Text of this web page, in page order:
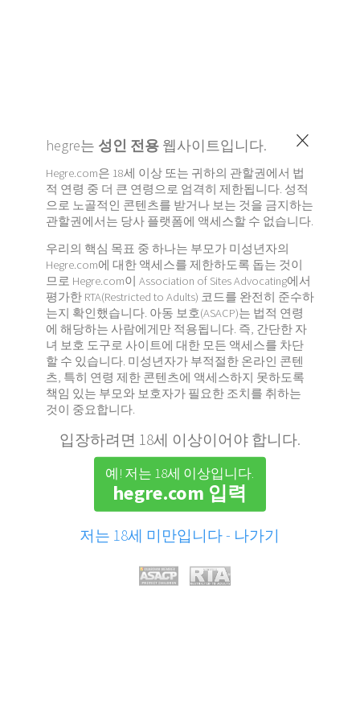
×
hegre는 성인 전용웹사이트입니다.
Hegre.com은 18세 이상 또는 귀하의 관할권에서 법
적 연령 중 더 큰 연령으로 엄격히 제한됩니다. 성적
으로 노골적인 콘텐츠를 받거나 보는 것을 금지하는
관할권에서는 당사 플랫폼에 액세스할 수 없습니다.
우리의 핵심 목표 중 하나는 부모가 미성년자의
Hegre.com에 대한 액세스를 제한하도록 돕는 것이
므로 Hegre.com이 Association of Sites Advocating에서
평가한 RTA(Restricted to Adults) 코드를 완전히 준수하
는지 확인했습니다. 아동 보호(ASACP)는 법적 연령
에 해당하는 사람에게만 적용됩니다. 즉, 간단한 자
녀 보호 도구로 사이트에 대한 모든 액세스를 차단
할 수 있습니다. 미성년자가 부적절한 온라인 콘텐
츠, 특히 연령 제한 콘텐츠에 액세스하지 못하도록
책임 있는 부모와 보호자가 필요한 조치를 취하는
것이 중요합니다.
입장하려면 18세 이상이어야 합니다.
예! 저는 18세 이상입니다.
hegre.com 입력
저는 18세 미만입니다 - 나가기